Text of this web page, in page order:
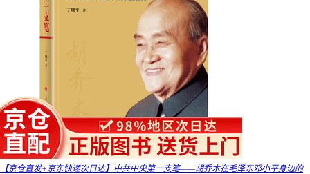
【京仓直发+京东快递次日达】中共中央第一支笔——胡乔木在毛泽东邓小平身边的